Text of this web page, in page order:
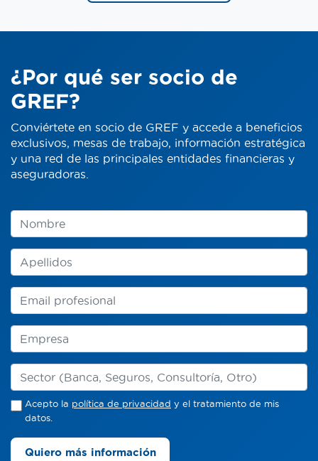
¿Por qué ser socio de
GREF?
Conviértete en socio de GREF y accede a beneficios
exclusivos, mesas de trabajo, información estratégica
y una red de las principales entidades financieras y
aseguradoras.
Acepto la política de privacidad y el tratamiento de mis
datos.
Quiero más información